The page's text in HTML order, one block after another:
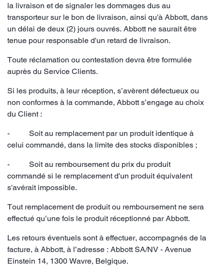
la livraison et de signaler les dommages dus au
transporteur sur le bon de livraison, ainsi qu'à Abbott, dans
un délai de deux (2) jours ouvrés. Abbott ne saurait être
tenue pour responsable d'un retard de livraison.
Toute réclamation ou contestation devra être formulée
auprès du Service Clients.
Si les produits, à leur réception, s’avèrent défectueux ou
non conformes à la commande, Abbott s’engage au choix
du Client :
- Soit au remplacement par un produit identique à
celui commandé, dans la limite des stocks disponibles ;
- Soit au remboursement du prix du produit
commandé si le remplacement d'un produit équivalent
s'avérait impossible.
Tout remplacement de produit ou remboursement ne sera
effectué qu’une fois le produit réceptionné par Abbott.
Les retours éventuels sont à effectuer, accompagnés de la
facture, à Abbott, à l’adresse : Abbott SA/NV - Avenue
Einstein 14, 1300 Wavre, Belgique.